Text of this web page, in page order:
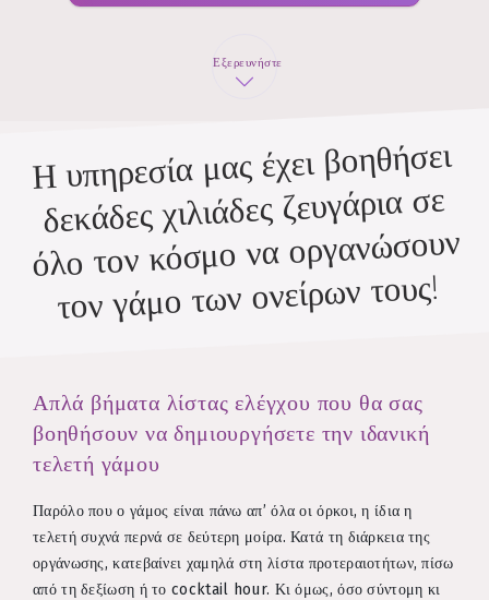
Εξερευνήστε
Η υπηρεσία μας έχει βοηθήσει
δεκάδες χιλιάδες ζευγάρια σε
όλο τον κόσμο να οργανώσουν
τον γάμο των ονείρων τους!
Απλά βήματα λίστας ελέγχου που θα σας
βοηθήσουν να δημιουργήσετε την ιδανική
τελετή γάμου
Παρόλο που ο γάμος είναι πάνω απ’ όλα οι όρκοι, η ίδια η
τελετή συχνά περνά σε δεύτερη μοίρα. Κατά τη διάρκεια της
οργάνωσης, κατεβαίνει χαμηλά στη λίστα προτεραιοτήτων, πίσω
από τη δεξίωση ή το cocktail hour. Κι όμως, όσο σύντομη κι